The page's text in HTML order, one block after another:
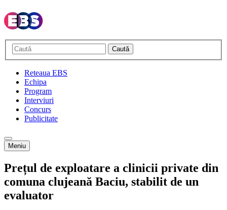
Caută
Reteaua EBS
Echipa
Program
Interviuri
Concurs
Publicitate
Meniu
Prețul de exploatare a clinicii private din
comuna clujeană Baciu, stabilit de un
evaluator